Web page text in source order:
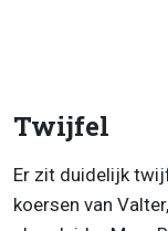
Twijfel
Er zit duidelijk
koersen van